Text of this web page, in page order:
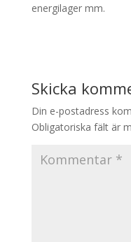
energilager mm.
Skicka
Din e-postadress
Obligatoriska fält är